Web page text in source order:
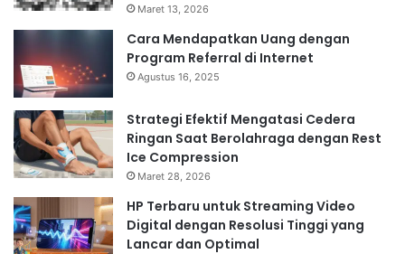
Maret 13, 2026
Cara Mendapatkan Uang dengan
Program Referral di Internet
Agustus 16, 2025
Strategi Efektif Mengatasi Cedera
Ringan Saat Berolahraga dengan Rest
Ice Compression
Maret 28, 2026
HP Terbaru untuk Streaming Video
Digital dengan Resolusi Tinggi yang
Lancar dan Optimal